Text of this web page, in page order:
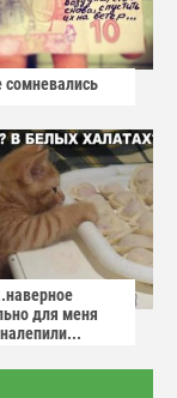
для меня